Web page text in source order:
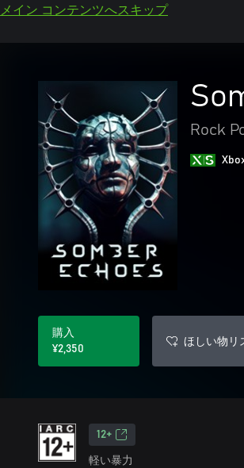
メイン コンテンツへスキップ
Rock
購入
¥2,350
ほしい物リ
12+
軽い暴力